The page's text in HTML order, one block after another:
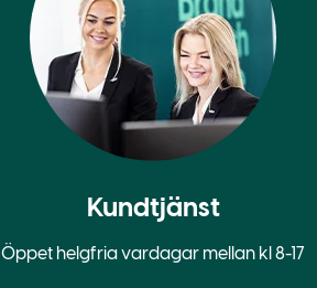
Kundtjänst
Öppet helgfria vardagar mellan kl 8-17